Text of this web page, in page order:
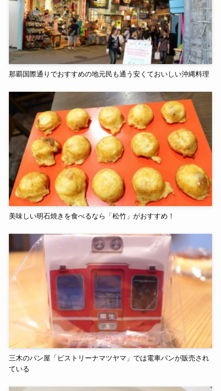
那覇国際通りでおすすめの地元民も通う安くておいしい沖縄料理
美味しい明石焼きを食べるなら「松竹」がおすすめ！
三木のパン屋「ピストリーナマツヤマ」では電車パンが販売され
ている